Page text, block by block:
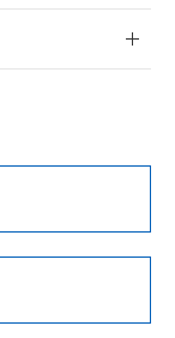
以下を必ずお読
承認
ンス
KR型式
（韓国
No